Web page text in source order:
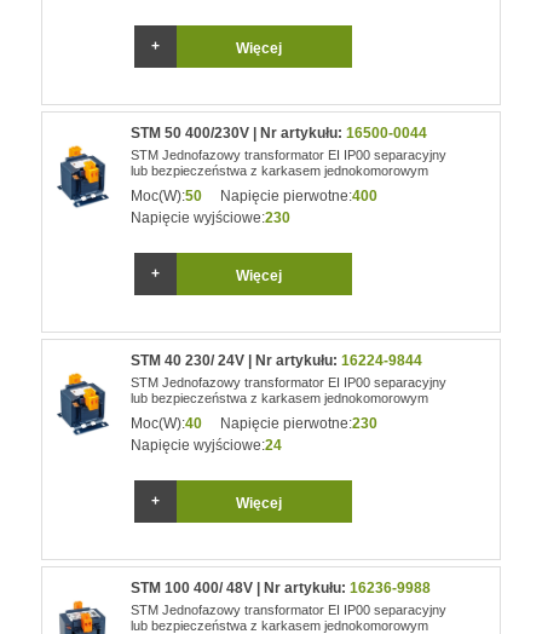
Więcej
STM 50 400/230V | Nr artykułu:16500-0044
STM Jednofazowy transformator EI IP00 separacyjny
lub bezpieczeństwa z karkasem jednokomorowym
Moc(W):50 Napięcie pierwotne:400
Napięcie wyjściowe:230
Więcej
STM 40 230/ 24V | Nr artykułu:16224-9844
STM Jednofazowy transformator EI IP00 separacyjny
lub bezpieczeństwa z karkasem jednokomorowym
Moc(W):40 Napięcie pierwotne:230
Napięcie wyjściowe:24
Więcej
STM 100 400/ 48V | Nr artykułu:16236-9988
STM Jednofazowy transformator EI IP00 separacyjny
lub bezpieczeństwa z karkasem jednokomorowym